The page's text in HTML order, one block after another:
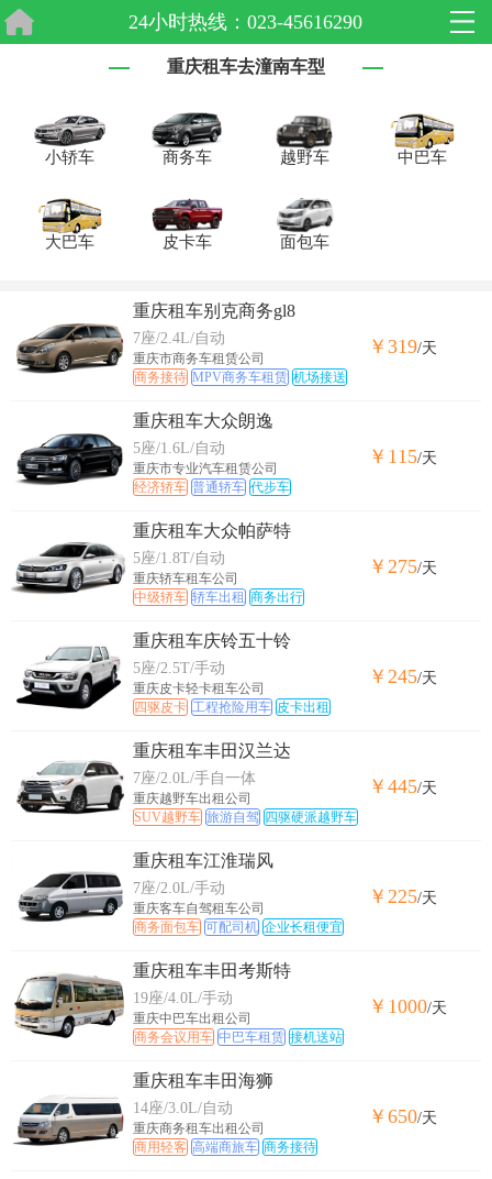
24小时热线：023-45616290
重庆租车去潼南车型
小轿车 商务车 越野车 中巴车
大巴车 皮卡车 面包车
重庆租车别克商务gl8
7座/2.4L/自动
重庆市商务车租赁公司
商务接待 MPV商务车租赁 机场接送
￥319/天
重庆租车大众朗逸
5座/1.6L/自动
重庆市专业汽车租赁公司
经济轿车 普通轿车 代步车
￥115/天
重庆租车大众帕萨特
5座/1.8T/自动
重庆轿车租车公司
中级轿车 轿车出租 商务出行
￥275/天
重庆租车庆铃五十铃
5座/2.5T/手动
重庆皮卡轻卡租车公司
四驱皮卡 工程抢险用车 皮卡出租
￥245/天
重庆租车丰田汉兰达
7座/2.0L/手自一体
重庆越野车出租公司
SUV越野车 旅游自驾 四驱硬派越野车
￥445/天
重庆租车江淮瑞风
7座/2.0L/手动
重庆客车自驾租车公司
商务面包车 可配司机 企业长租便宜
￥225/天
重庆租车丰田考斯特
19座/4.0L/手动
重庆中巴车出租公司
商务会议用车 中巴车租赁 接机送站
￥1000/天
重庆租车丰田海狮
14座/3.0L/自动
重庆商务租车出租公司
商用轻客 高端商旅车 商务接待
￥650/天